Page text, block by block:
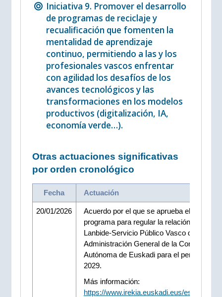
Iniciativa 9. Promover el desarrollo
de programas de reciclaje y
recualificación que fomenten la
mentalidad de aprendizaje
continuo, permitiendo a las y los
profesionales vascos enfrentar
con agilidad los desafíos de los
avances tecnológicos y las
transformaciones en los modelos
productivos (digitalización, IA,
economía verde…).
Otras actuaciones significativas
por orden cronológico
Fecha Actuación
20/01/2026
Acuerdo por el que se aprueba el Contrato-
programa para regular la relación entre
Lanbide-Servicio Público Vasco de
Administración General de la Comunidad
Autónoma de Euskadi para el periodo
2029.
Más información:
https://www.irekia.euskadi.eus/es/news/